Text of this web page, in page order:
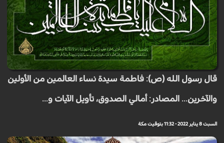
قال رسول الله (ص): فاطمة سيدة نساء العالمين من الأولين
والآخرين... المصادر: أمالي الصدوق، تأويل الآيات و...
السبت 8 يناير 2022 - 11:32 بتوقيت مكة